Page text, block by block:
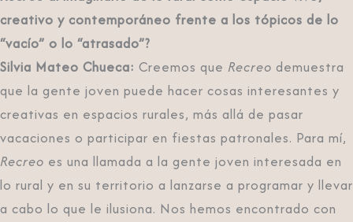
creativo y contemporáneo frente a los tópicos de lo
“vacío” o lo “atrasado”?
Silvia Mateo Chueca: Creemos que Recreo demuestra
que la gente joven puede hacer cosas interesantes y
creativas en espacios rurales, más allá de pasar
vacaciones o participar en fiestas patronales. Para mí,
Recreo es una llamada a la gente joven interesada en
lo rural y en su territorio a lanzarse a programar y llevar
a cabo lo que le ilusiona. Nos hemos encontrado con